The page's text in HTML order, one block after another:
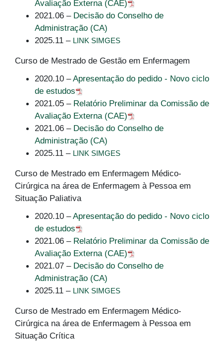
Avaliação Externa (CAE)
2021.06 – Decisão do Conselho de
Administração (CA)
2025.11 – LINK SIMGES
Curso de Mestrado de Gestão em Enfermagem
2020.10 –Apresentação do pedido - Novo ciclo
de estudos
2021.05 – Relatório Preliminar da Comissão de
Avaliação Externa (CAE)
2021.06 – Decisão do Conselho de
Administração (CA)
2025.11 – LINK SIMGES
Curso de Mestrado em Enfermagem Médico-
Cirúrgica na área de Enfermagem à Pessoa em
Situação Paliativa
2020.10 –Apresentação do pedido - Novo ciclo
de estudos
2021.06 – Relatório Preliminar da Comissão de
Avaliação Externa (CAE)
2021.07 – Decisão do Conselho de
Administração (CA)
2025.11 – LINK SIMGES
Curso de Mestrado em Enfermagem Médico-
Cirúrgica na área de Enfermagem à Pessoa em
Situação Crítica